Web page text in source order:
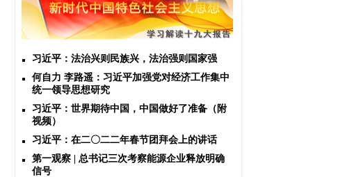
习近平：法治兴则民族兴，法治强则国家强
何自力 李路遥：习近平加强党对经济工作集中
统一领导思想研究
习近平：世界期待中国，中国做好了准备（附
视频）
习近平：在二〇二二年春节团拜会上的讲话
第一观察 | 总书记三次考察能源企业释放明确
信号